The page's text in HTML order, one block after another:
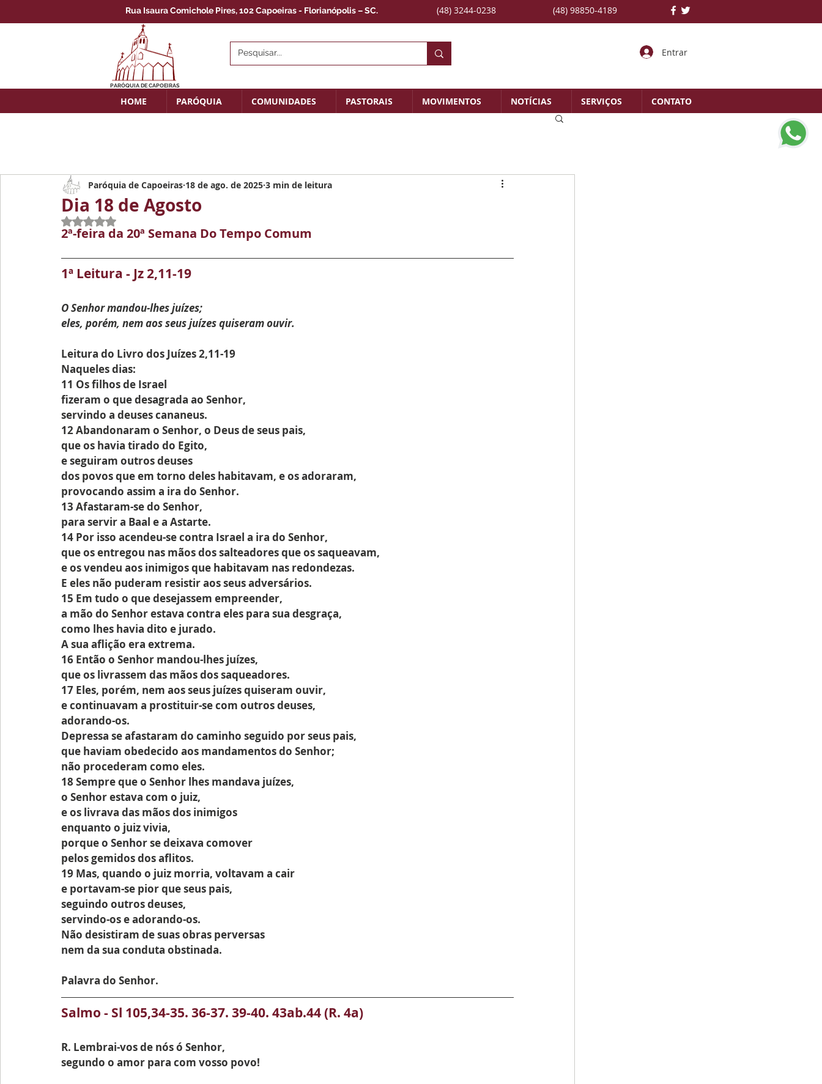
Rua Isaura Comichole Pires, 102 Capoeiras - Florianópolis – SC. (48) 3244-0238 (48) 98850-4189
PARÓQUIA DE CAPOEIRAS
Entrar
HOME PARÓQUIA COMUNIDADES PASTORAIS MOVIMENTOS NOTÍCIAS SERVIÇOS CONTATO
Dia 18 de Agosto
Paróquia de Capoeiras 18 de ago. de 2025 3 min de leitura
Avaliado com NaN de 5 estrelas.
2ª-feira da 20ª Semana Do Tempo Comum
1ª Leitura - Jz 2,11-19
O Senhor mandou-lhes juízes;
eles, porém, nem aos seus juízes quiseram ouvir.
Leitura do Livro dos Juízes 2,11-19
Naqueles dias:
11 Os filhos de Israel
fizeram o que desagrada ao Senhor,
servindo a deuses cananeus.
12 Abandonaram o Senhor, o Deus de seus pais,
que os havia tirado do Egito,
e seguiram outros deuses
dos povos que em torno deles habitavam, e os adoraram,
provocando assim a ira do Senhor.
13 Afastaram-se do Senhor,
para servir a Baal e a Astarte.
14 Por isso acendeu-se contra Israel a ira do Senhor,
que os entregou nas mãos dos salteadores que os saqueavam,
e os vendeu aos inimigos que habitavam nas redondezas.
E eles não puderam resistir aos seus adversários.
15 Em tudo o que desejassem empreender,
a mão do Senhor estava contra eles para sua desgraça,
como lhes havia dito e jurado.
A sua aflição era extrema.
16 Então o Senhor mandou-lhes juízes,
que os livrassem das mãos dos saqueadores.
17 Eles, porém, nem aos seus juízes quiseram ouvir,
e continuavam a prostituir-se com outros deuses,
adorando-os.
Depressa se afastaram do caminho seguido por seus pais,
que haviam obedecido aos mandamentos do Senhor;
não procederam como eles.
18 Sempre que o Senhor lhes mandava juízes,
o Senhor estava com o juiz,
e os livrava das mãos dos inimigos
enquanto o juiz vivia,
porque o Senhor se deixava comover
pelos gemidos dos aflitos.
19 Mas, quando o juiz morria, voltavam a cair
e portavam-se pior que seus pais,
seguindo outros deuses,
servindo-os e adorando-os.
Não desistiram de suas obras perversas
nem da sua conduta obstinada.
Palavra do Senhor.
Salmo - Sl 105,34-35. 36-37. 39-40. 43ab.44 (R. 4a)
R. Lembrai-vos de nós ó Senhor,
segundo o amor para com vosso povo!